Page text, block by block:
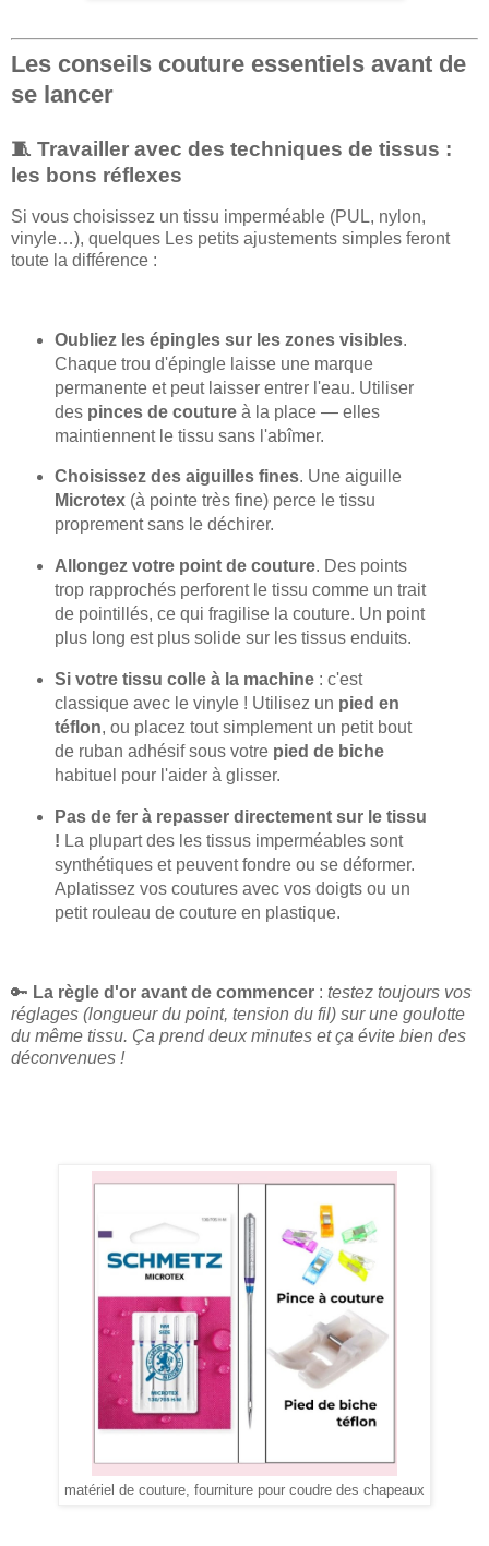
Les conseils couture essentiels avant de
se lancer
🧵 Travailler avec des techniques de tissus :
les bons réflexes
Si vous choisissez un tissu imperméable (PUL, nylon,
vinyle…), quelques Les petits ajustements simples feront
toute la différence :
Oubliez les épingles sur les zones visibles.
Chaque trou d'épingle laisse une marque
permanente et peut laisser entrer l'eau. Utiliser
des pinces de coutureà la place — elles
maintiennent le tissu sans l'abîmer.
Choisissez des aiguilles fines. Une aiguille
Microtex (à pointe très fine) perce le tissu
proprement sans le déchirer.
Allongez votre point de couture. Des points
trop rapprochés perforent le tissu comme un trait
de pointillés, ce qui fragilise la couture. Un point
plus long est plus solide sur les tissus enduits.
Si votre tissu colle à la machine: c'est
classique avec le vinyle ! Utilisez un pied en
téflon, ou placez tout simplement un petit bout
de ruban adhésif sous votre pied de biche
habituel pour l'aider à glisser.
Pas de fer à repasser directement sur le tissu
! La plupart des les tissus imperméables sont
synthétiques et peuvent fondre ou se déformer.
Aplatissez vos coutures avec vos doigts ou un
petit rouleau de couture en plastique.
🔑 La règle d'or avant de commencer : testez toujours vos
réglages (longueur du point, tension du fil) sur une goulotte
du même tissu. Ça prend deux minutes et ça évite bien des
déconvenues !
matériel de couture, fourniture pour coudre des chapeaux